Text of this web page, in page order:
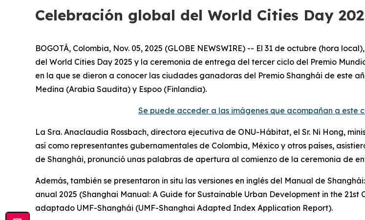
Celebración global del World Cities Day
BOGOTÁ, Colombia, Nov. 05, 2025 (GLOBE NEWSWIRE) -- El 31 de octubre (hora
del World Cities Day 2025 y la ceremonia de entrega del tercer ciclo del Premio
en la que se dieron a conocer las ciudades ganadoras del Premio Shanghái de este
Medina (Arabia Saudita) y Espoo (Finlandia).
Se puede acceder a las imágenes que acompañan a este
La Sra. Anaclaudia Rossbach, directora ejecutiva de ONU-Hábitat, el Sr. Ni Hong,
así como representantes gubernamentales de Colombia, México y otros países,
de Shanghái, pronunció unas palabras de apertura al comienzo de la ceremonia de
Además, también se presentaron in situ las versiones en inglés del Manual de
anual 2025 (Shanghai Manual: A Guide for Sustainable Urban Development in the
adaptado UMF-Shanghái (UMF-Shanghai Adapted Index Application Report).